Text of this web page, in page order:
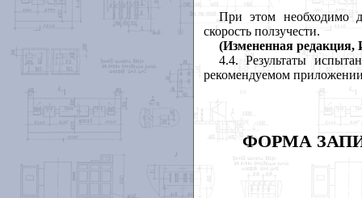
При этом необходимо
скорость ползучести.
(Измененная
4.4. Результаты испыта
рекомендуемом
ФОРМА